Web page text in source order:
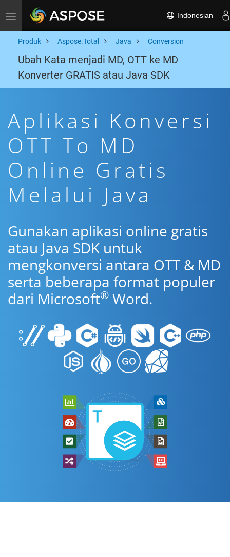
Toggle navigation Indonesian
Produk Aspose.Total Java Conversion
Ubah Kata menjadi MD, OTT ke MD
Konverter GRATIS atau Java SDK
Aplikasi Konversi
OTT To MD
Online Gratis
Melalui Java
Gunakan aplikasi online gratis
atau Java SDK untuk
mengkonversi antara OTT & MD
serta beberapa format populer
dari Microsoft® Word.